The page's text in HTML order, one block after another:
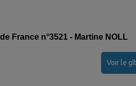
France n°3521 - Martine NOLL
Voir le